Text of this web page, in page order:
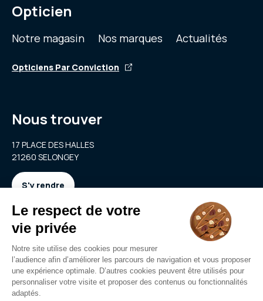
Opticien
Notre magasin Nos marques Actualités
Opticiens Par Conviction
Nous trouver
17 PLACE DES HALLES
21260 SELONGEY
S'y rendre
Nous contacter
selongey@clarya.com
03 80 95 20 29